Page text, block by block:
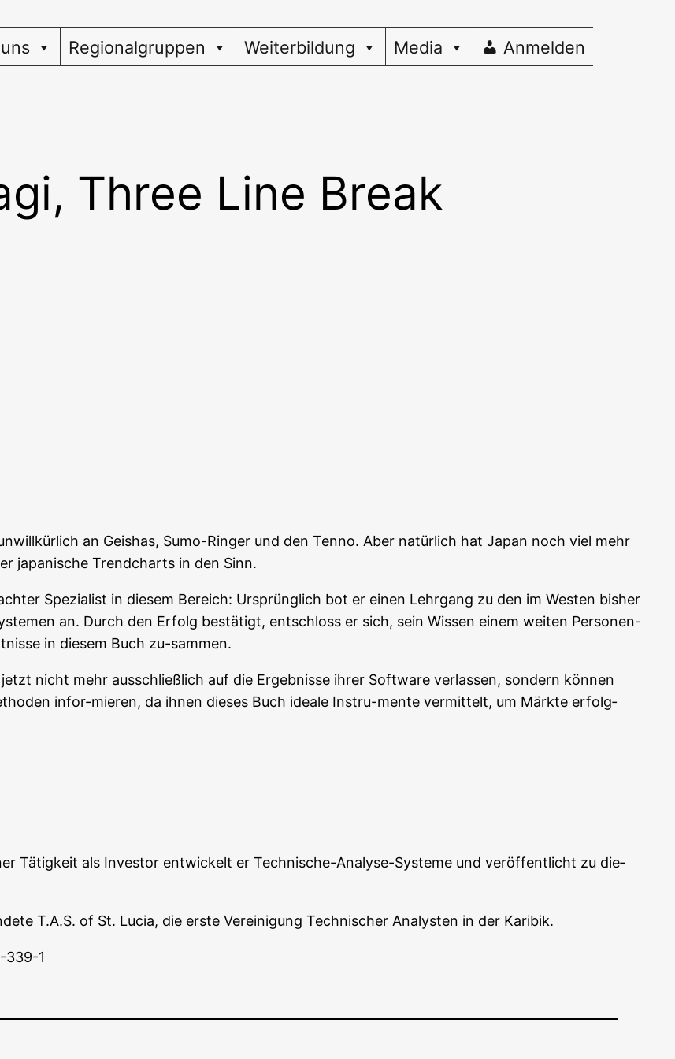
Regionalgruppen Weiterbildung Media Anmelden
Three Line Break
an Gei­shas, Sumo-Rin­ger und den Ten­no. Aber natür­lich hat Japan noch viel mehr
japa­ni­sche Trend­charts in den Sinn.
Spe­zia­list in die­sem Bereich: Ursprüng­lich bot er einen Lehr­gang zu den im Wes­ten bis­her
an. Durch den Erfolg bestä­tigt, ent­schloss er sich, sein Wis­sen einem wei­ten Per­so­nen-
in die­sem Buch zu-sammen.
nicht mehr aus­schließ­lich auf die Ergeb­nis­se ihrer Soft­ware ver­las­sen, son­dern kön­nen
infor-mie­ren, da ihnen die­ses Buch idea­le Instru-men­te ver­mit­telt, um Märk­te erfolg­
Tätig­keit als Inves­tor ent­wi­ckelt er Tech­ni­sche-Ana­ly­se-Sys­te­me und ver­öf­fent­licht zu die­
T.A.S. of St. Lucia, die ers­te Ver­ei­ni­gung Tech­ni­scher Ana­lys­ten in der Karibik.
339-1